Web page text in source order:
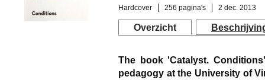
Hardcover 256 pagina's 2 dec. 2013
Overzicht
The book 'Catalyst.
pedagogy at the University of